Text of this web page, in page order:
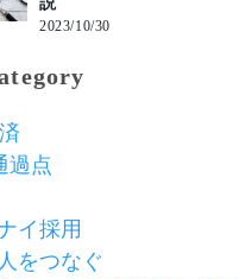
2023/10/30
過点
イ採用
をつなぐ